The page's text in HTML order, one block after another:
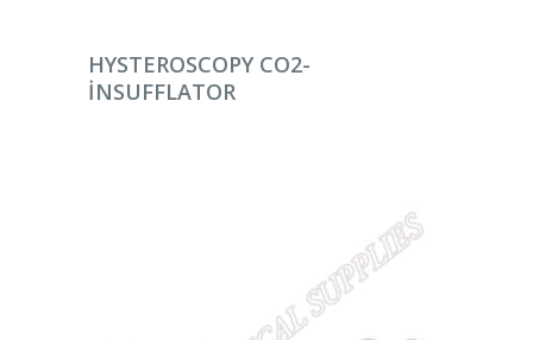
DEVAMINI OKU
HYSTEROSCOPY CO2-
INSUFFLATOR